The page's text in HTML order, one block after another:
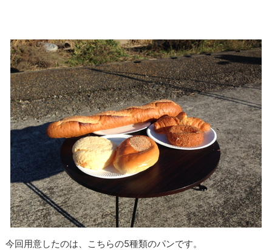
今回用意したのは、こちらの5種類のパンです。